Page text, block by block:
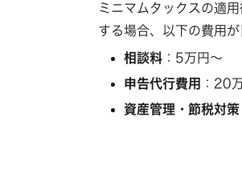
ミニマムタックスの適
する場合、以下の費用が
相談料 ：5万円～
申告代行費用
：20
資産管理・節税対策